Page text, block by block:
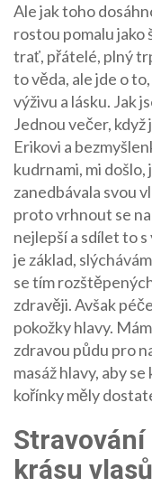
Ale jak toho
rostou pomalu jako
trať, přátelé, plný
to věda, ale jde o
výživu a lásku. Jak
Jednou večer, když
Erikovi a
kudrnami, mi došlo,
zanedbávala svou
proto vrhnout se
nejlepší a sdílet to
je základ,
se tím
zdravěji. Avšak
pokožky hlavy.
zdravou půdu pro
masáž hlavy, aby
kořínky měly
Stravování
krásu vlasů